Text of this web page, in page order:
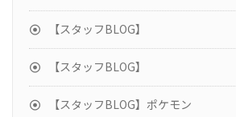
【スタッフBLOG】
【スタッフBLOG】
【スタッフBLOG】ポケモン